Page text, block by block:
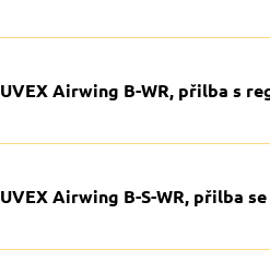
UVEX Airwing B-WR, přilba s
UVEX Airwing B-S-WR, přilba